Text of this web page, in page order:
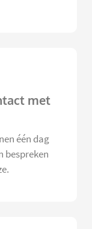
met
één dag
bespreken